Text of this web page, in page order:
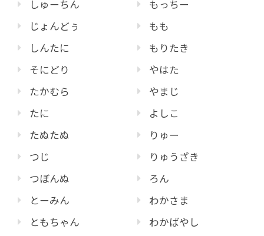
しゅーちん
じょんどぅ
しんたに
そにどり
たかむら
たに
たぬたぬ
つじ
つぼんぬ
とーみん
ともちゃん
もっちー
もも
もりたき
やはた
やまじ
よしこ
りゅー
りゅうざき
ろん
わかさま
わかばやし